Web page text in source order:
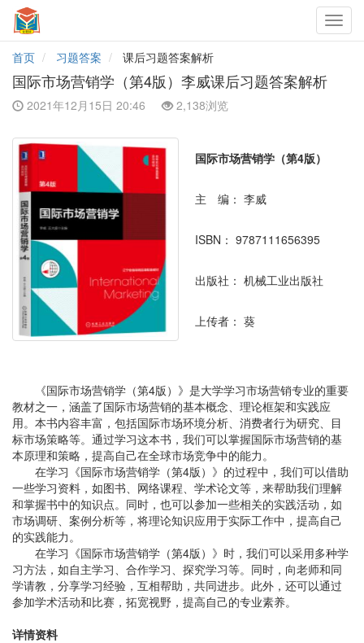
首页
习题答案 课后习题答案解析
国际市场营销学（第4版）李威课后习题答案解析
2021年12月15日 20:46 2,138浏览
国际市场营销学（第4版）
主 编： 李威
ISBN： 9787111656395
出版社： 机械工业出版社
上传者： 葵
《国际市场营销学（第4版）》是大学学习市场营销专业的重要
教材之一，涵盖了国际市场营销的基本概念、理论框架和实践应
用。本书内容丰富，包括国际市场环境分析、消费者行为研究、目
标市场策略等。通过学习这本书，我们可以掌握国际市场营销的基
本原理和策略，提高自己在全球市场竞争中的能力。
在学习《国际市场营销学（第4版）》的过程中，我们可以借助
一些学习资料，如图书、网络课程、学术论文等，来帮助我们理解
和掌握书中的知识点。同时，也可以参加一些相关的实践活动，如
市场调研、案例分析等，将理论知识应用于实际工作中，提高自己
的实践能力。
在学习《国际市场营销学（第4版）》时，我们可以采用多种学
习方法，如自主学习、合作学习、探究学习等。同时，向老师和同
学请教，分享学习经验，互相帮助，共同进步。此外，还可以通过
参加学术活动和比赛，拓宽视野，提高自己的专业素养。
详情资料